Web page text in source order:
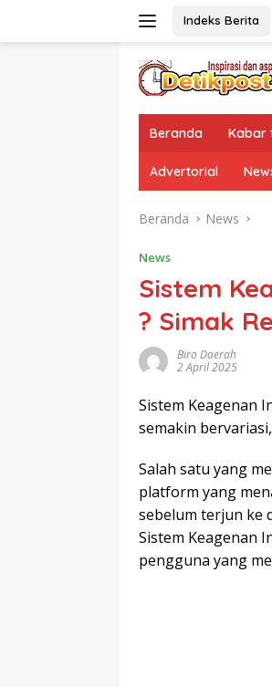
Indeks Berita
Beranda Kabar
Advertorial
Beranda News
News
Sistem
? Simak
Biro Daerah
2 April 2025
Sistem Keagenan
semakin
Salah satu yang
platform yang
sebelum terjun ke
Sistem Keagenan
pengguna yang